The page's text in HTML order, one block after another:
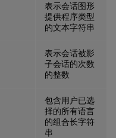
表示会话图形
提供程序类型
的文本字符串
表示会话被影
子会话的次数
的整数
包含用户已选
择的所有语言
的组合长字符
串